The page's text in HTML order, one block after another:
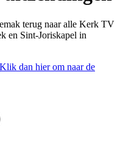
terug naar alle Kerk TV
en Sint-Joriskapel in
Klik dan hier om naar de